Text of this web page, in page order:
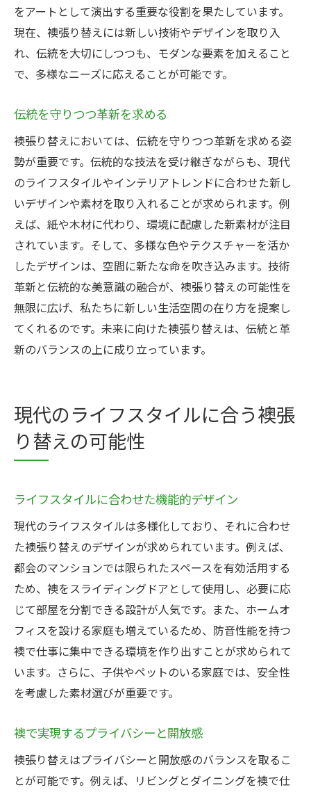
をアートとして演出する重要な役割を果たしています。
現在、襖張り替えには新しい技術やデザインを取り入
れ、伝統を大切にしつつも、モダンな要素を加えること
で、多様なニーズに応えることが可能です。
伝統を守りつつ革新を求める
襖張り替えにおいては、伝統を守りつつ革新を求める姿
勢が重要です。伝統的な技法を受け継ぎながらも、現代
のライフスタイルやインテリアトレンドに合わせた新し
いデザインや素材を取り入れることが求められます。例
えば、紙や木材に代わり、環境に配慮した新素材が注目
されています。そして、多様な色やテクスチャーを活か
したデザインは、空間に新たな命を吹き込みます。技術
革新と伝統的な美意識の融合が、襖張り替えの可能性を
無限に広げ、私たちに新しい生活空間の在り方を提案し
てくれるのです。未来に向けた襖張り替えは、伝統と革
新のバランスの上に成り立っています。
現代のライフスタイルに合う襖張
り替えの可能性
ライフスタイルに合わせた機能的デザイン
現代のライフスタイルは多様化しており、それに合わせ
た襖張り替えのデザインが求められています。例えば、
都会のマンションでは限られたスペースを有効活用する
ため、襖をスライディングドアとして使用し、必要に応
じて部屋を分割できる設計が人気です。また、ホームオ
フィスを設ける家庭も増えているため、防音性能を持つ
襖で仕事に集中できる環境を作り出すことが求められて
います。さらに、子供やペットのいる家庭では、安全性
を考慮した素材選びが重要です。
襖で実現するプライバシーと開放感
襖張り替えはプライバシーと開放感のバランスを取るこ
とが可能です。例えば、リビングとダイニングを襖で仕